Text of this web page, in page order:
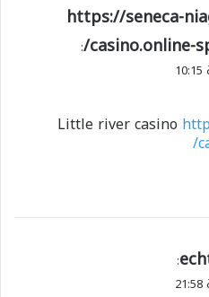
https://seneca-
casino.online-
:
Little river casino
: